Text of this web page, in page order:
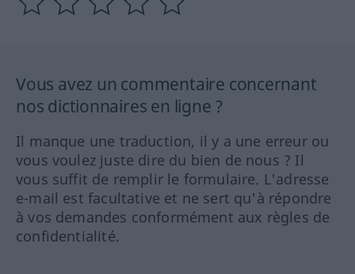
Vous avez un commentaire concernant
nos dictionnaires en ligne ?
Il manque une traduction, il y a une erreur ou
vous voulez juste dire du bien de nous ? Il
vous suffit de remplir le formulaire. L'adresse
e-mail est facultative et ne sert qu'à répondre
à vos demandes conformément aux règles de
confidentialité.